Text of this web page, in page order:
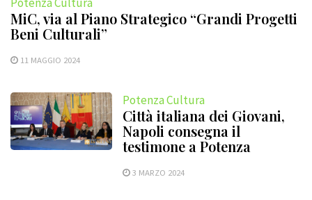
MiC, via al Piano Strategico “Grandi Progetti
Beni Culturali”
11 MAGGIO 2024
Potenza Cultura
Città italiana dei Giovani,
Napoli consegna il
testimone a Potenza
3 MARZO 2024